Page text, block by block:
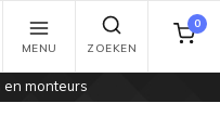
monteurs
MENU ZOEKEN
0